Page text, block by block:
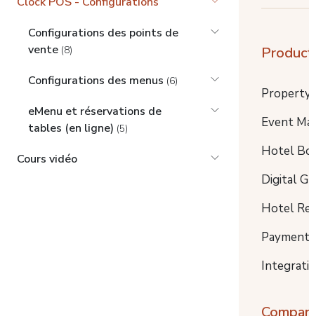
Configurations des points de
vente (8)
Configurations des menus (6)
eMenu et réservations de
tables (en ligne) (5)
Cours vidéo
Event
Hotel
Digital
Hotel